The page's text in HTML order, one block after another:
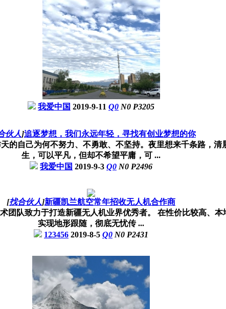
我爱中国 2019-9-11 Q0 N0 P3205
伙人]追逐梦想，我们永远年轻，寻找有创业梦想的你
的自己为何不努力、不勇敢、不坚持。夜里想来千条路，
生，可以平凡，但却不希望平庸，可 ...
我爱中国 2019-9-3 Q0 N0 P2496
[找合伙人]新疆凯兰航空常年招收无人机合作商
团队致力于打造新疆无人机业界优秀者。 在性价比较高、
实现地形跟随，彻底无忧传 ...
123456 2019-8-5 Q0 N0 P2431